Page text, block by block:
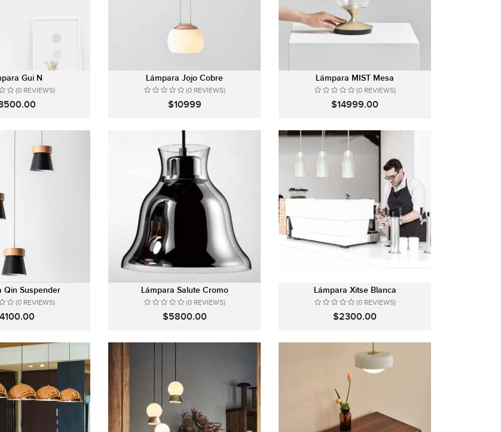
Gui N
(0 REVIEWS)
Lámpara Jojo Cobre
(0 REVIEWS)
$10999
Lámpara MIST Mesa
(0 REVIEWS)
$14999.00
Qin Suspender
(0 REVIEWS)
Lámpara Salute Cromo
(0 REVIEWS)
$5800.00
Lámpara Xitse Blanca
(0 REVIEWS)
$2300.00